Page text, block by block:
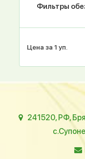
Фильтры
Цена за 1 уп.
241520, РФ,